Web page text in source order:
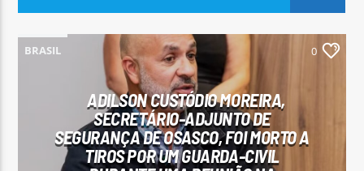
ARARA AZUL FM 96,9
Arara Azul FM
BRASIL 0
ADILSON CUSTÓDIO MOREIRA,
SECRETÁRIO-ADJUNTO DE
SEGURANÇA DE OSASCO, FOI MORTO A
TIROS POR UM GUARDA-CIVIL